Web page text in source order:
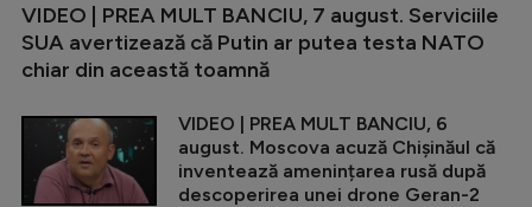
VIDEO | PREA MULT BANCIU, 7 august. Serviciile
SUA avertizează că Putin ar putea testa NATO
chiar din această toamnă
VIDEO | PREA MULT BANCIU, 6
august. Moscova acuză Chișinăul că
inventează amenințarea rusă după
descoperirea unei drone Geran-2